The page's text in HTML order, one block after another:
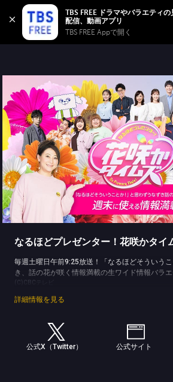
TBS FREE ドラマやバラエティの
TBS FREE Appで開く
TBS FREE
無料見逃し配信
なるほどプレゼンター！花咲かタイ
毎週土曜日午前9:25放送！「なるほどそういう
き、話の花が咲く情報満載の生ワイド情報バラエ
(C)CBCテレビ
詳細情報を見る
公式X（Twitter） 公式サイト